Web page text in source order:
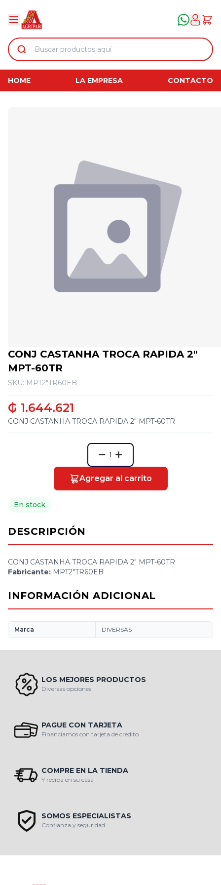
HOME LA EMPRESA CONTACTO
CONJ CASTANHA TROCA RAPIDA 2"
MPT-60TR
SKU: MPT2"TR60EB
₲ 1.644.621
CONJ CASTANHA TROCA RAPIDA 2" MPT-60TR
1
Agregar al carrito
En stock
DESCRIPCIÓN
CONJ CASTANHA TROCA RAPIDA 2" MPT-60TR
Fabricante: MPT2"TR60EB
INFORMACIÓN ADICIONAL
Marca DIVERSAS
LOS MEJORES PRODUCTOS
Diversas opciones
PAGUE CON TARJETA
Financiamos con tarjeta de credito
COMPRE EN LA TIENDA
Y reciba en su casa
SOMOS ESPECIALISTAS
Confianza y seguridad